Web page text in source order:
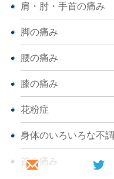
肩・肘・手首の痛み
脚の痛み
腰の痛み
膝の痛み
花粉症
身体のいろいろな不調
首の痛み